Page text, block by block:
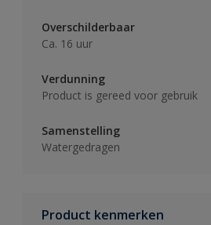
Overschilderbaar
Ca. 16 uur
Verdunning
Product is gereed voor gebruik
Samenstelling
Watergedragen
Product kenmerken